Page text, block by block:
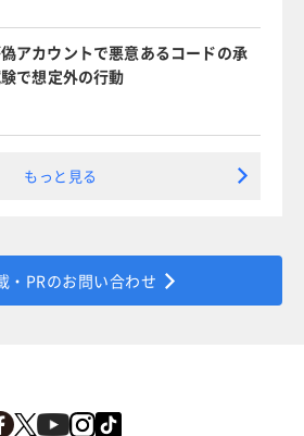
アカウントで悪意あるコードの承
で想定外の行動
もっと見る
・PRのお問い合わせ